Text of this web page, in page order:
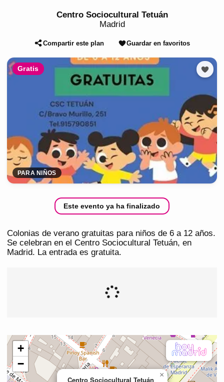
Centro Sociocultural Tetuán
Madrid
Compartir este plan Guardar en favoritos
Gratis
PARA NIÑOS
Este evento ya ha finalizado
Colonias de verano gratuitas para niños de 6 a 12 años.
Se celebran en el Centro Sociocultural Tetuán, en
Madrid. La entrada es gratuita.